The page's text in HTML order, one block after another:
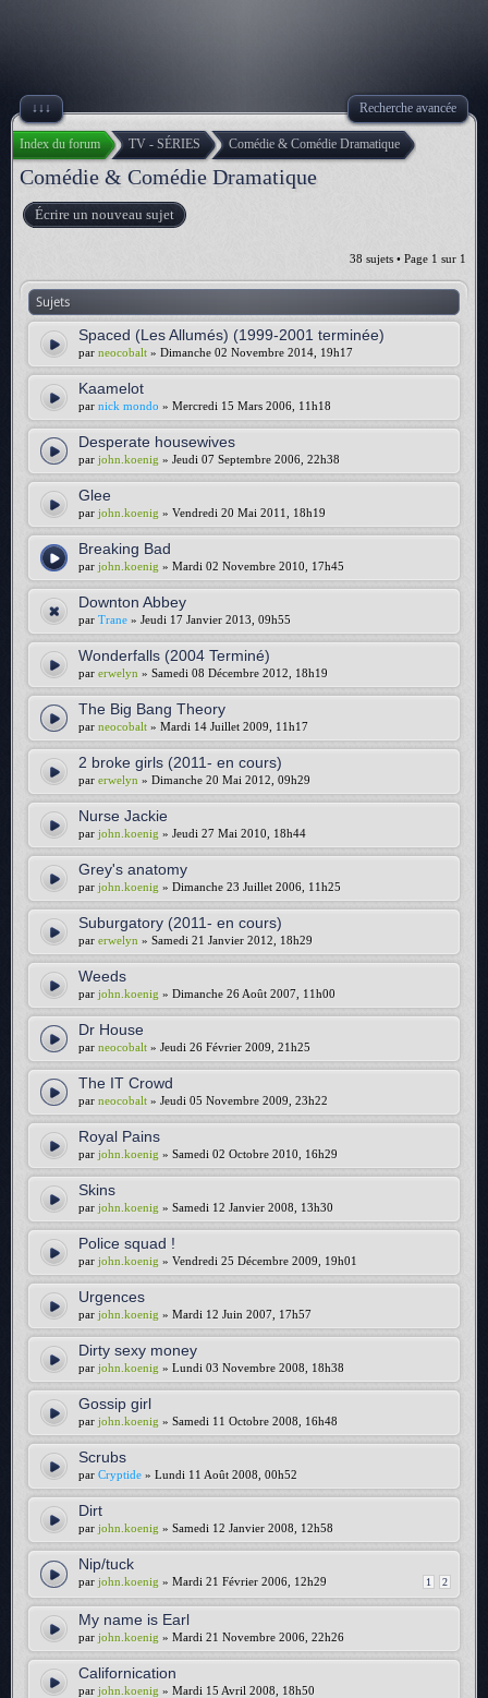
↓↓↓ Recherche avancée
Index du forum TV - SÉRIES Comédie & Comédie Dramatique
Comédie & Comédie Dramatique
Écrire un nouveau sujet
38 sujets • Page 1 sur 1
Sujets
Spaced (Les Allumés) (1999-2001 terminée)
par neocobalt » Dimanche 02 Novembre 2014, 19h17
Kaamelot
par nick mondo » Mercredi 15 Mars 2006, 11h18
Desperate housewives
par john.koenig » Jeudi 07 Septembre 2006, 22h38
Glee
par john.koenig » Vendredi 20 Mai 2011, 18h19
Breaking Bad
par john.koenig » Mardi 02 Novembre 2010, 17h45
Downton Abbey
par Trane » Jeudi 17 Janvier 2013, 09h55
Wonderfalls (2004 Terminé)
par erwelyn » Samedi 08 Décembre 2012, 18h19
The Big Bang Theory
par neocobalt » Mardi 14 Juillet 2009, 11h17
2 broke girls (2011- en cours)
par erwelyn » Dimanche 20 Mai 2012, 09h29
Nurse Jackie
par john.koenig » Jeudi 27 Mai 2010, 18h44
Grey's anatomy
par john.koenig » Dimanche 23 Juillet 2006, 11h25
Suburgatory (2011- en cours)
par erwelyn » Samedi 21 Janvier 2012, 18h29
Weeds
par john.koenig » Dimanche 26 Août 2007, 11h00
Dr House
par neocobalt » Jeudi 26 Février 2009, 21h25
The IT Crowd
par neocobalt » Jeudi 05 Novembre 2009, 23h22
Royal Pains
par john.koenig » Samedi 02 Octobre 2010, 16h29
Skins
par john.koenig » Samedi 12 Janvier 2008, 13h30
Police squad !
par john.koenig » Vendredi 25 Décembre 2009, 19h01
Urgences
par john.koenig » Mardi 12 Juin 2007, 17h57
Dirty sexy money
par john.koenig » Lundi 03 Novembre 2008, 18h38
Gossip girl
par john.koenig » Samedi 11 Octobre 2008, 16h48
Scrubs
par Cryptide » Lundi 11 Août 2008, 00h52
Dirt
par john.koenig » Samedi 12 Janvier 2008, 12h58
Nip/tuck
1 2
par john.koenig » Mardi 21 Février 2006, 12h29
My name is Earl
par john.koenig » Mardi 21 Novembre 2006, 22h26
Californication
par john.koenig » Mardi 15 Avril 2008, 18h50